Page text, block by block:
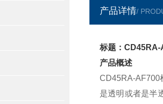
产品详情/
标题：CD45RA-
产品概述
CD45RA-AF700
是透明或者是半